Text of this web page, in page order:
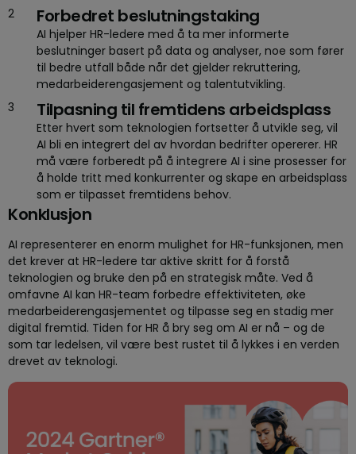
Forbedret beslutningstaking
AI hjelper HR-ledere med å ta mer informerte
beslutninger basert på data og analyser, noe som fører
til bedre utfall både når det gjelder rekruttering,
medarbeiderengasjement og talentutvikling.
Tilpasning til fremtidens arbeidsplass
Etter hvert som teknologien fortsetter å utvikle seg, vil
AI bli en integrert del av hvordan bedrifter opererer. HR
må være forberedt på å integrere AI i sine prosesser for
å holde tritt med konkurrenter og skape en arbeidsplass
som er tilpasset fremtidens behov.
Konklusjon
AI representerer en enorm mulighet for HR-funksjonen, men
det krever at HR-ledere tar aktive skritt for å forstå
teknologien og bruke den på en strategisk måte. Ved å
omfavne AI kan HR-team forbedre effektiviteten, øke
medarbeiderengasjementet og tilpasse seg en stadig mer
digital fremtid. Tiden for HR å bry seg om AI er nå – og de
som tar ledelsen, vil være best rustet til å lykkes i en verden
drevet av teknologi.